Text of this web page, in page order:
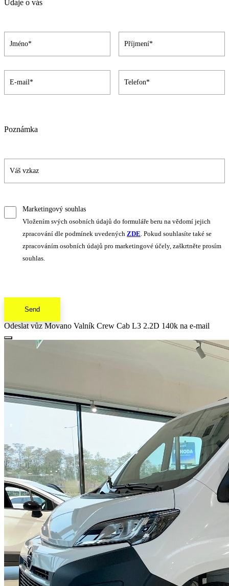
Údaje o vás
Poznámka
Marketingový souhlas
Vložením svých osobních údajů do formuláře beru na vědomí jejich
zpracování dle podmínek uvedených ZDE. Pokud souhlasíte také se
zpracováním osobních údajů pro marketingové účely, zaškrtněte prosím
souhlas.
Send
Odeslat vůz Movano Valník Crew Cab L3 2.2D 140k na e-mail